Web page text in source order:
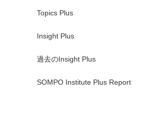
Topics Plus
Insight Plus
過去のInsight Plus
SOMPO Institute Plus Report